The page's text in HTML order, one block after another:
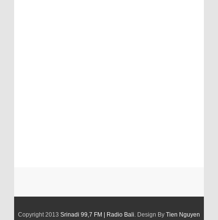
Copyright 2013 Srinadi 99,7 FM | Radio Bali. Design By Tien Nguyen